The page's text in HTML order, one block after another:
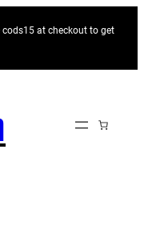
cods15 at checkout to get